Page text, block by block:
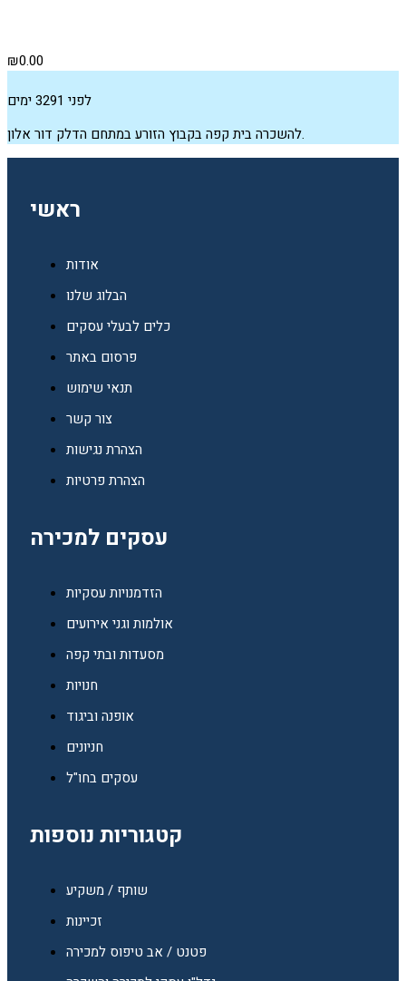
₪0.00
לפני 3291 ימים
להשכרה בית קפה בקבוץ הזורע במתחם הדלק דור אלון.
ראשי
אודות
הבלוג שלנו
כלים לבעלי עסקים
פרסום באתר
תנאי שימוש
צור קשר
הצהרת נגישות
הצהרת פרטיות
עסקים למכירה
הזדמנויות עסקיות
אולמות וגני אירועים
מסעדות ובתי קפה
חנויות
אופנה וביגוד
חניונים
עסקים בחו"ל
קטגוריות נוספות
שותף / משקיע
זכיינות
פטנט / אב טיפוס למכירה